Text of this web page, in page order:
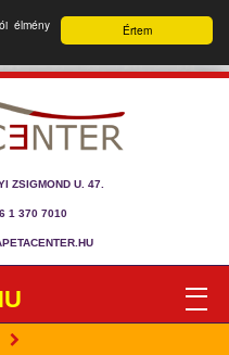
Értem
élmény
ZSIGMOND U. 47.
1 370 7010